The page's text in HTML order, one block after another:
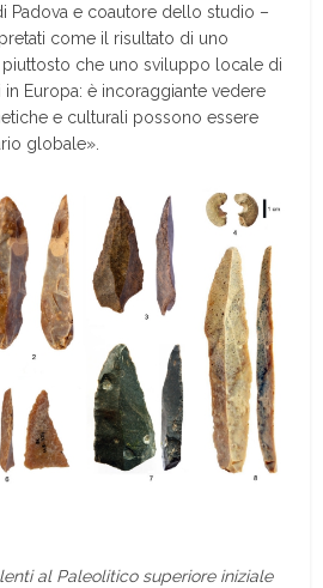
Padova e coautore dello studio –
come il risultato di uno
che uno sviluppo locale di
Europa: è incoraggiante vedere
e culturali possono essere
globale».
al Paleolitico superiore iniziale